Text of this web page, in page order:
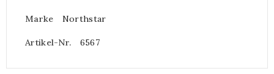
Marke Northstar
Artikel-Nr. 6567